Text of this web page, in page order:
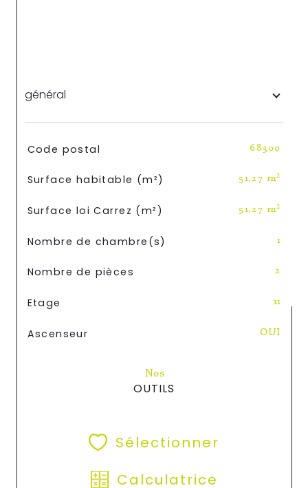
général
TRAD_SIROCCO_Caracteristique
Code postal 68300
Surface habitable (m²) 51,27 m²
Surface loi Carrez (m²) 51,27 m²
Nombre de chambre(s) 1
Nombre de pièces 2
Etage 11
Ascenseur OUI
Nos
OUTILS
Sélectionner
Calculatrice